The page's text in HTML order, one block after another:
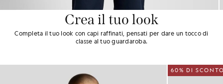
Crea il tuo look
Completa il tuo look con capi raffinati, pensati per dare un tocco di
classe al tuo guardaroba.
60% DI